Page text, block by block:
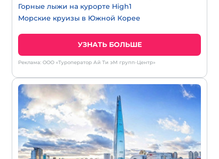
Горные лыжи на курорте High1
Морские круизы в Южной Корее
УЗНАТЬ БОЛЬШЕ
Реклама: ООО «Туроператор Ай Ти эМ групп-Центр»